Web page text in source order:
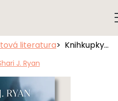
literatura Knihkupkyně z Dachau
J. Ryan